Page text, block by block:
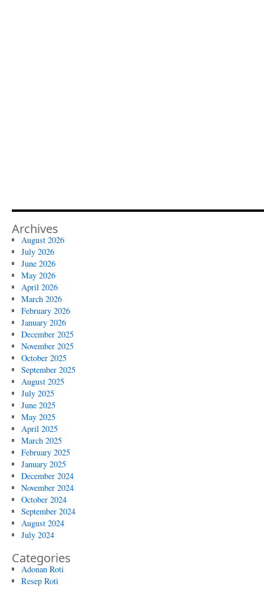
Archives
August 2026
July 2026
June 2026
May 2026
April 2026
March 2026
February 2026
January 2026
December 2025
November 2025
October 2025
September 2025
August 2025
July 2025
June 2025
May 2025
April 2025
March 2025
February 2025
January 2025
December 2024
November 2024
October 2024
September 2024
August 2024
July 2024
Categories
Adonan Roti
Resep Roti